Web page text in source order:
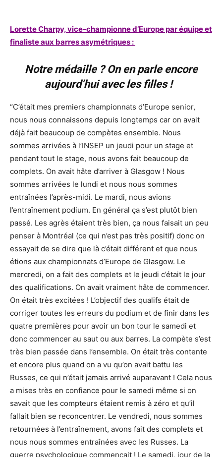
Lorette Charpy, vice-championne d’Europe par équipe et
finaliste aux barres asymétriques :
Notre médaille ? On en parle encore
aujourd’hui avec les filles !
“C’était mes premiers championnats d’Europe senior,
nous nous connaissons depuis longtemps car on avait
déjà fait beaucoup de compètes ensemble. Nous
sommes arrivées à l’INSEP un jeudi pour un stage et
pendant tout le stage, nous avons fait beaucoup de
complets. On avait hâte d’arriver à Glasgow ! Nous
sommes arrivées le lundi et nous nous sommes
entraînées l’après-midi. Le mardi, nous avions
l’entraînement podium. En général ça s’est plutôt bien
passé. Les agrès étaient très bien, ça nous faisait un peu
penser à Montréal (ce qui n’est pas très positif) donc on
essayait de se dire que là c’était différent et que nous
étions aux championnats d’Europe de Glasgow. Le
mercredi, on a fait des complets et le jeudi c’était le jour
des qualifications. On avait vraiment hâte de commencer.
On était très excitées ! L’objectif des qualifs était de
corriger toutes les erreurs du podium et de finir dans les
quatre premières pour avoir un bon tour le samedi et
donc commencer au saut ou aux barres. La compète s’est
très bien passée dans l’ensemble. On était très contente
et encore plus quand on a vu qu’on avait battu les
Russes, ce qui n’était jamais arrivé auparavant ! Cela nous
a mises très en confiance pour le samedi même si on
savait que les compteurs étaient remis à zéro et qu’il
fallait bien se reconcentrer. Le vendredi, nous sommes
retournées à l’entraînement, avons fait des complets et
nous nous sommes entraînées avec les Russes. La
guerre psychologique commençait ! Le samedi, jour de la